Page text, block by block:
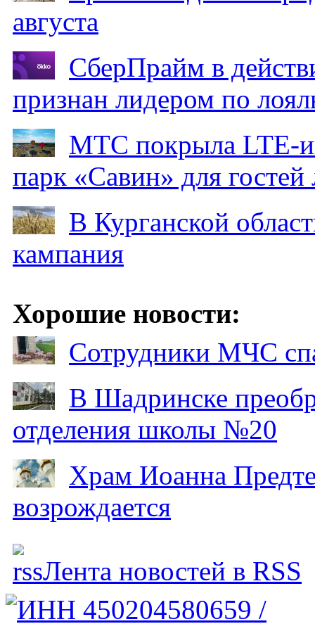
августа
СберПрайм в
признан лидером по
МТС покрыла LTE-
парк «Савин» для гостей
В Курганской
кампания
Хорошие новости:
Сотрудники МЧС
В Шадринске
отделения школы №20
Храм Иоанна
возрождается
Лента новостей в RSS